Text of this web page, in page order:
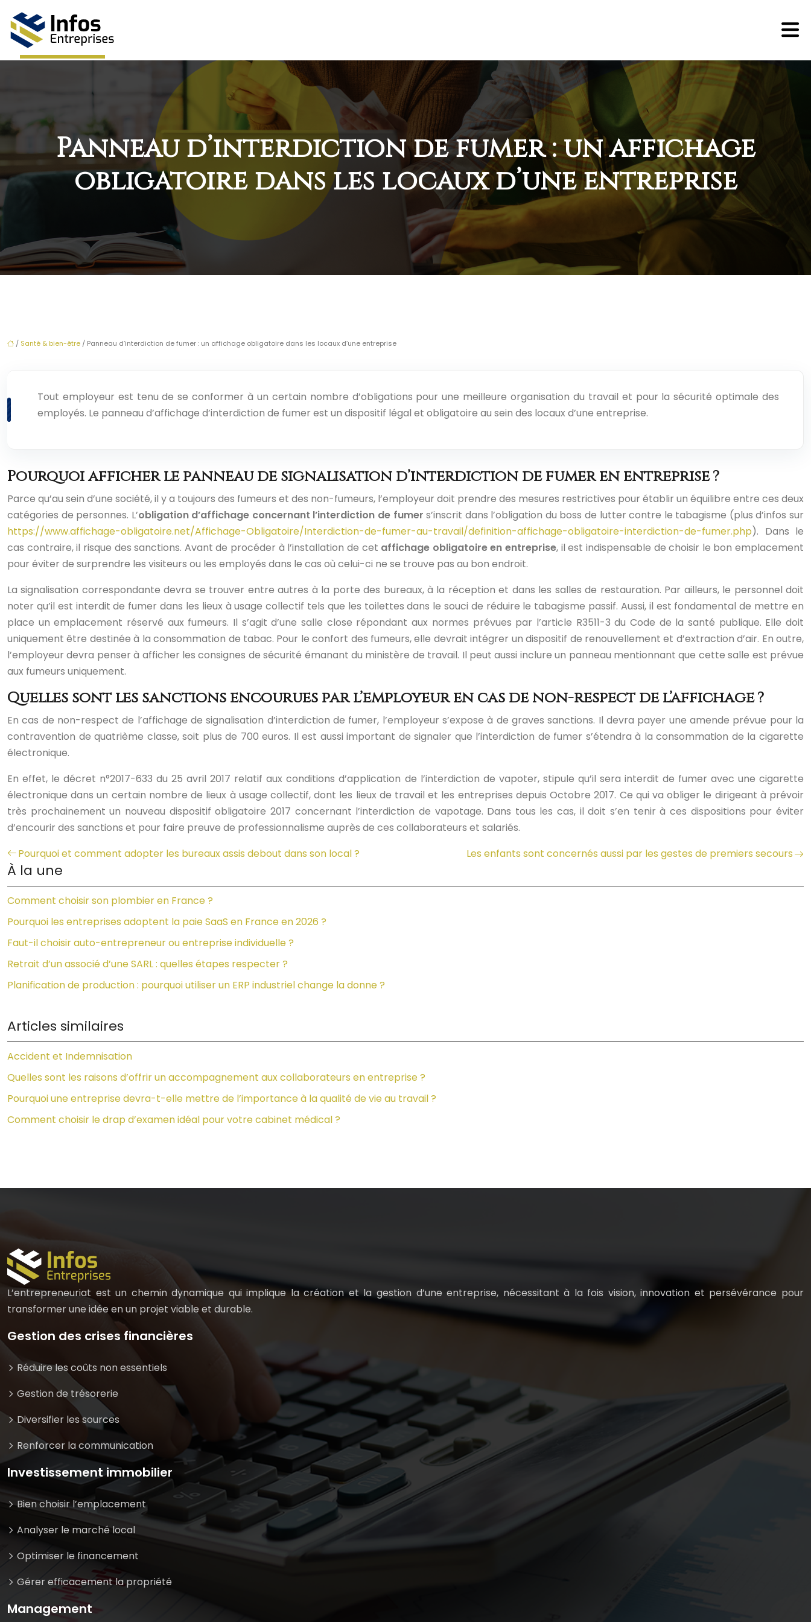
Panneau d’interdiction de fumer : un affichage
obligatoire dans les locaux d’une entreprise
/ Santé & bien-être / Panneau d’interdiction de fumer : un affichage obligatoire dans les locaux d’une entreprise
Tout employeur est tenu de se conformer à un certain nombre d’obligations pour une meilleure organisation du travail et pour la sécurité optimale des
employés. Le panneau d’affichage d’interdiction de fumer est un dispositif légal et obligatoire au sein des locaux d’une entreprise.
Pourquoi afficher le panneau de signalisation d’interdiction de fumer en entreprise ?
Parce qu’au sein d’une société, il y a toujours des fumeurs et des non-fumeurs, l’employeur doit prendre des mesures restrictives pour établir un équilibre entre ces deux
catégories de personnes. L’obligation d’affichage concernant l’interdiction de fumers’inscrit dans l’obligation du boss de lutter contre le tabagisme (plus d’infos sur
https://www.affichage-obligatoire.net/Affichage-Obligatoire/Interdiction-de-fumer-au-travail/definition-affichage-obligatoire-interdiction-de-fumer.php). Dans le
cas contraire, il risque des sanctions. Avant de procéder à l’installation de cet affichage obligatoire en entreprise, il est indispensable de choisir le bon emplacement
pour éviter de surprendre les visiteurs ou les employés dans le cas où celui-ci ne se trouve pas au bon endroit.
La signalisation correspondante devra se trouver entre autres à la porte des bureaux, à la réception et dans les salles de restauration. Par ailleurs, le personnel doit
noter qu’il est interdit de fumer dans les lieux à usage collectif tels que les toilettes dans le souci de réduire le tabagisme passif. Aussi, il est fondamental de mettre en
place un emplacement réservé aux fumeurs. Il s’agit d’une salle close répondant aux normes prévues par l’article R3511-3 du Code de la santé publique. Elle doit
uniquement être destinée à la consommation de tabac. Pour le confort des fumeurs, elle devrait intégrer un dispositif de renouvellement et d’extraction d’air. En outre,
l’employeur devra penser à afficher les consignes de sécurité émanant du ministère de travail. Il peut aussi inclure un panneau mentionnant que cette salle est prévue
aux fumeurs uniquement.
Quelles sont les sanctions encourues par l’employeur en cas de non-respect de l’affichage ?
En cas de non-respect de l’affichage de signalisation d’interdiction de fumer, l’employeur s’expose à de graves sanctions. Il devra payer une amende prévue pour la
contravention de quatrième classe, soit plus de 700 euros. Il est aussi important de signaler que l’interdiction de fumer s’étendra à la consommation de la cigarette
électronique.
En effet, le décret n°2017-633 du 25 avril 2017 relatif aux conditions d’application de l’interdiction de vapoter, stipule qu’il sera interdit de fumer avec une cigarette
électronique dans un certain nombre de lieux à usage collectif, dont les lieux de travail et les entreprises depuis Octobre 2017. Ce qui va obliger le dirigeant à prévoir
très prochainement un nouveau dispositif obligatoire 2017 concernant l’interdiction de vapotage. Dans tous les cas, il doit s’en tenir à ces dispositions pour éviter
d’encourir des sanctions et pour faire preuve de professionnalisme auprès de ces collaborateurs et salariés.
Pourquoi et comment adopter les bureaux assis debout dans son local ?
Les enfants sont concernés aussi par les gestes de premiers secours
À la une
Comment choisir son plombier en France ?
Pourquoi les entreprises adoptent la paie SaaS en France en 2026 ?
Faut-il choisir auto-entrepreneur ou entreprise individuelle ?
Retrait d’un associé d’une SARL : quelles étapes respecter ?
Planification de production : pourquoi utiliser un ERP industriel change la donne ?
Articles similaires
Accident et Indemnisation
Quelles sont les raisons d’offrir un accompagnement aux collaborateurs en entreprise ?
Pourquoi une entreprise devra-t-elle mettre de l’importance à la qualité de vie au travail ?
Comment choisir le drap d’examen idéal pour votre cabinet médical ?
L’entrepreneuriat est un chemin dynamique qui implique la création et la gestion d’une entreprise, nécessitant à la fois vision, innovation et persévérance pour
transformer une idée en un projet viable et durable.
Gestion des crises financières
Réduire les coûts non essentiels
Gestion de trésorerie
Diversifier les sources
Renforcer la communication
Investissement immobilier
Bien choisir l’emplacement
Analyser le marché local
Optimiser le financement
Gérer efficacement la propriété
Management